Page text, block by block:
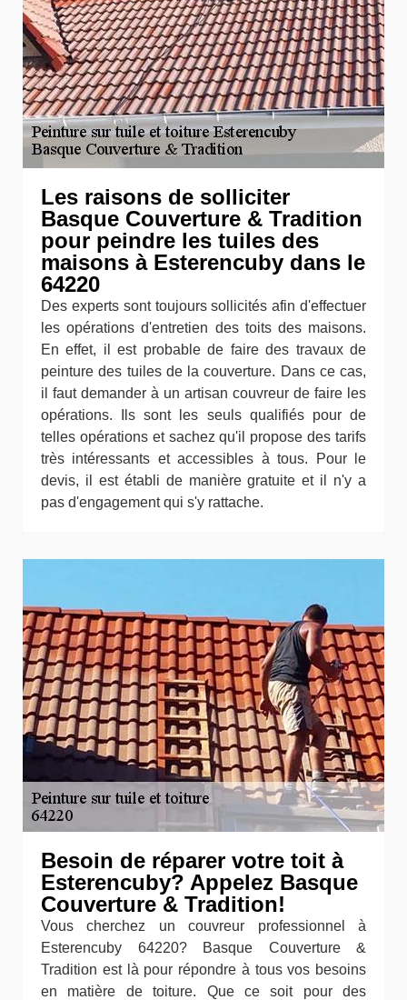
Les raisons de solliciter
Basque Couverture & Tradition
pour peindre les tuiles des
maisons à Esterencuby dans le
64220
Des experts sont toujours sollicités afin d'effectuer
les opérations d'entretien des toits des maisons.
En effet, il est probable de faire des travaux de
peinture des tuiles de la couverture. Dans ce cas,
il faut demander à un artisan couvreur de faire les
opérations. Ils sont les seuls qualifiés pour de
telles opérations et sachez qu'il propose des tarifs
très intéressants et accessibles à tous. Pour le
devis, il est établi de manière gratuite et il n'y a
pas d'engagement qui s'y rattache.
Besoin de réparer votre toit à
Esterencuby? Appelez Basque
Couverture & Tradition!
Vous cherchez un couvreur professionnel à
Esterencuby 64220? Basque Couverture &
Tradition est là pour répondre à tous vos besoins
en matière de toiture. Que ce soit pour des